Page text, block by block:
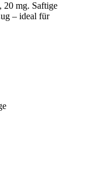
20 mg. Saftige
– ideal für